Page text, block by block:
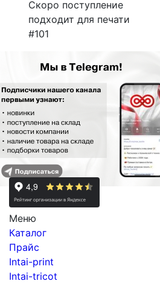
Скоро поступление
подходит для печати
#101
Меню
Каталог
Прайс
Intai-print
Intai-tricot